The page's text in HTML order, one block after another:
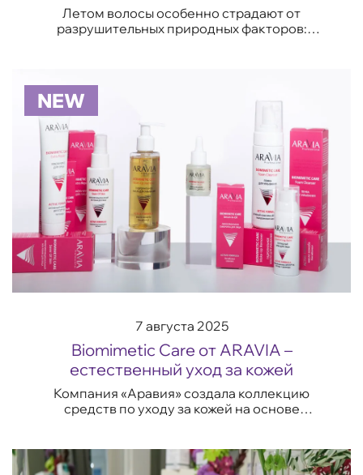
Летом волосы особенно страдают от
разрушительных природных факторов:
NEW
7 августа 2025
Biomimetic Care от ARAVIA –
естественный уход за кожей
Компания «Аравия» создала коллекцию
средств по уходу за кожей на основе
косметика — это новей...